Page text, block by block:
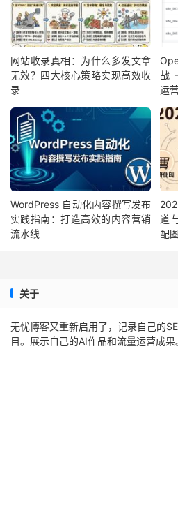
网站收录真相：为什么多发文章
无效？四大核心策略实现高效收
录
战
运
WordPress 自动化内容撰写发布
实践指南：打造高效的内容营销
流水线
道
配
关于
无忧博客又重新启用了，记录自己的
目。展示自己的AI作品和流量运营成果